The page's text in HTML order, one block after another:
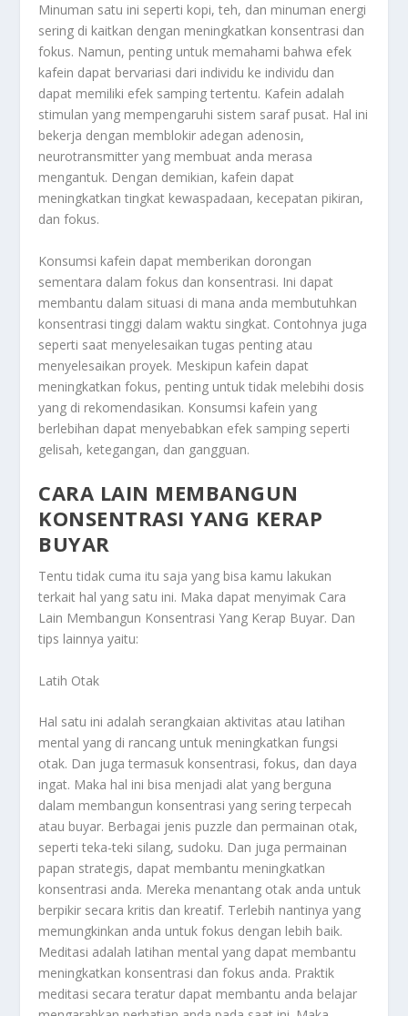
Minuman satu ini seperti kopi, teh, dan minuman energi
sering di kaitkan dengan meningkatkan konsentrasi dan
fokus. Namun, penting untuk memahami bahwa efek
kafein dapat bervariasi dari individu ke individu dan
dapat memiliki efek samping tertentu. Kafein adalah
stimulan yang mempengaruhi sistem saraf pusat. Hal ini
bekerja dengan memblokir adegan adenosin,
neurotransmitter yang membuat anda merasa
mengantuk. Dengan demikian, kafein dapat
meningkatkan tingkat kewaspadaan, kecepatan pikiran,
dan fokus.
Konsumsi kafein dapat memberikan dorongan
sementara dalam fokus dan konsentrasi. Ini dapat
membantu dalam situasi di mana anda membutuhkan
konsentrasi tinggi dalam waktu singkat. Contohnya juga
seperti saat menyelesaikan tugas penting atau
menyelesaikan proyek. Meskipun kafein dapat
meningkatkan fokus, penting untuk tidak melebihi dosis
yang di rekomendasikan. Konsumsi kafein yang
berlebihan dapat menyebabkan efek samping seperti
gelisah, ketegangan, dan gangguan.
CARA LAIN MEMBANGUN
KONSENTRASI YANG KERAP
BUYAR
Tentu tidak cuma itu saja yang bisa kamu lakukan
terkait hal yang satu ini. Maka dapat menyimak Cara
Lain Membangun Konsentrasi Yang Kerap Buyar. Dan
tips lainnya yaitu:
Latih Otak
Hal satu ini adalah serangkaian aktivitas atau latihan
mental yang di rancang untuk meningkatkan fungsi
otak. Dan juga termasuk konsentrasi, fokus, dan daya
ingat. Maka hal ini bisa menjadi alat yang berguna
dalam membangun konsentrasi yang sering terpecah
atau buyar. Berbagai jenis puzzle dan permainan otak,
seperti teka-teki silang, sudoku. Dan juga permainan
papan strategis, dapat membantu meningkatkan
konsentrasi anda. Mereka menantang otak anda untuk
berpikir secara kritis dan kreatif. Terlebih nantinya yang
memungkinkan anda untuk fokus dengan lebih baik.
Meditasi adalah latihan mental yang dapat membantu
meningkatkan konsentrasi dan fokus anda. Praktik
meditasi secara teratur dapat membantu anda belajar